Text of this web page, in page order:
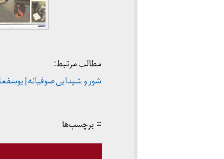
مطالب مرتبط:
شور و شیدایی صوفیانه | یوسفعلی
≡ برچسب‌ها